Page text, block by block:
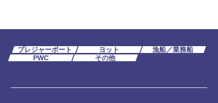
プレジャーボート ヨット
漁船／業務船
PWC
その他